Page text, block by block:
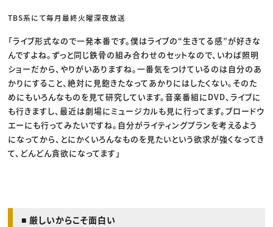
TBS系にて毎月最終火曜深夜放送
「ライブ形式なので一発本番です。僕はライブの“生きてる感”が好きな
んですよね。ずっと同じ鉄骨の組み合わせのセットなので、いわば照明
ショーだから、やりがいありますね。一番気をつけているのは自分のあ
かりにすること、絶対に見飽きたなってあかりにはしたくない。そのた
めにもいろんなものを見て研究しています。音楽番組にDVD、ライブに
も行きますし、最近は劇場にミュージカルも見に行ってます。ブロードウ
エーにも行ってみたいですね。自分がライティングプランを考えるよう
になってから、とにかくいろんなものを見たいという欲求が強くなってき
て、どんどん貪欲になってます」
■ 厳しいからこそ面白い